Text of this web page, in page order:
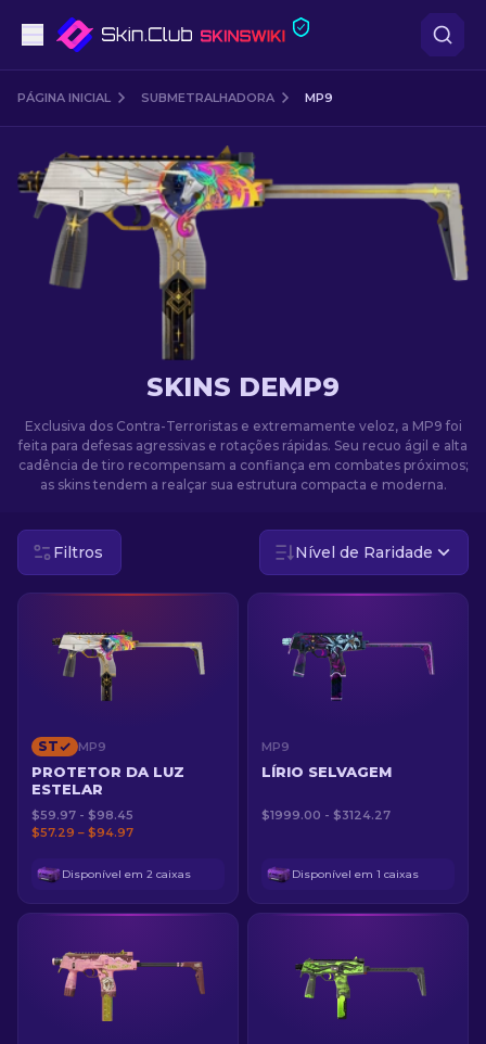
Pistolas
Nível intermédio
Rifles
Rifles de Precisão
Caixas
Outro
PT-BR
PÁGINA INICIAL SUBMETRALHADORA MP9
SKINS DEMP9
Exclusiva dos Contra-Terroristas e extremamente veloz, a MP9 foi
feita para defesas agressivas e rotações rápidas. Seu recuo ágil e alta
cadência de tiro recompensam a confiança em combates próximos;
as skins tendem a realçar sua estrutura compacta e moderna.
Filtros Nível de Raridade
ST MP9
PROTETOR DA LUZ
ESTELAR
$59.97 - $98.45
$57.29 – $94.97
Disponível em 2 caixas
MP9
LÍRIO SELVAGEM
$1999.00 - $3124.27
Disponível em 1 caixas